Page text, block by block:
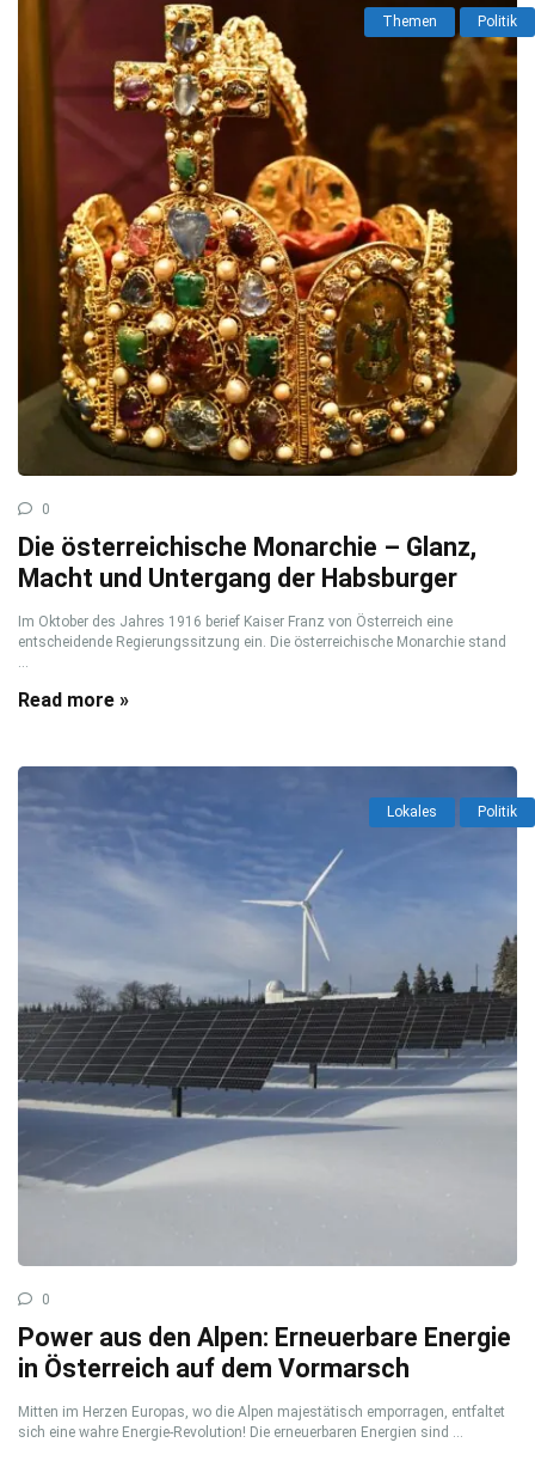
Themen Politik
0
Die österreichische Monarchie – Glanz,
Macht und Untergang der Habsburger
Im Oktober des Jahres 1916 berief Kaiser Franz von Österreich eine
entscheidende Regierungssitzung ein. Die österreichische Monarchie stand
...
Read more »
Lokales Politik
0
Power aus den Alpen: Erneuerbare Energie
in Österreich auf dem Vormarsch
Mitten im Herzen Europas, wo die Alpen majestätisch emporragen, entfaltet
sich eine wahre Energie-Revolution! Die erneuerbaren Energien sind ...